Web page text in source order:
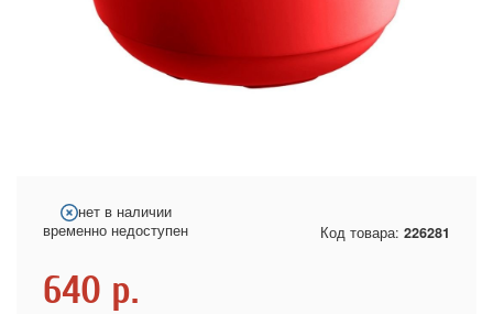
нет в наличии
временно недоступен
Код товара: 226281
640 р.